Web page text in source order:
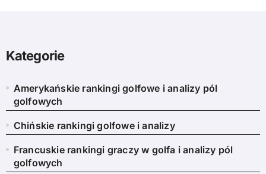
Kategorie
Amerykańskie rankingi golfowe i analizy pól
golfowych
Chińskie rankingi golfowe i analizy
Francuskie rankingi graczy w golfa i analizy pól
golfowych